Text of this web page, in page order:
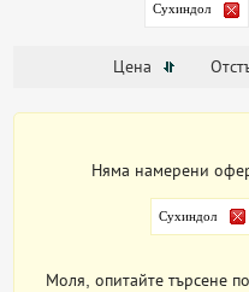
Сухиндол
Цена
Няма намерени
Сухиндол
Моля, опитайте търсене